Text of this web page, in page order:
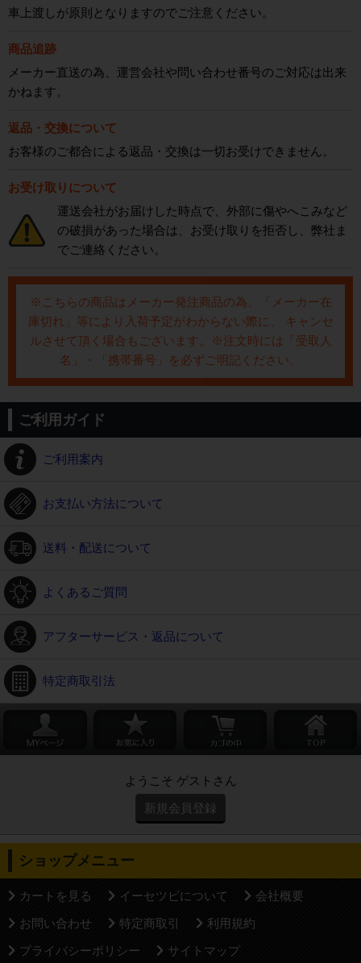
車上渡しが原則となりますのでご注意ください。
商品追跡
メーカー直送の為、運営会社や問い合わせ番号のご対応は出来
かねます。
返品・交換について
お客様のご都合による返品・交換は一切お受けできません。
お受け取りについて
運送会社がお届けした時点で、外部に傷やへこみなど
の破損があった場合は、お受け取りを拒否し、弊社ま
でご連絡ください。
※こちらの商品はメーカー発注商品の為、「メーカー在
庫切れ」等により入荷予定がわからない際に、 キャンセ
ルさせて頂く場合もございます。※注文時には「受取人
名」・「携帯番号」を必ずご明記ください。
ご利用ガイド
ご利用案内
お支払い方法について
送料・配送について
よくあるご質問
アフターサービス・返品について
特定商取引法
ようこそ ゲストさん
新規会員登録
ショップメニュー
カートを見る イーセツビについて
会社概要
お問い合わせ
特定商取引
利用規約
プライバシーポリシー
サイトマップ